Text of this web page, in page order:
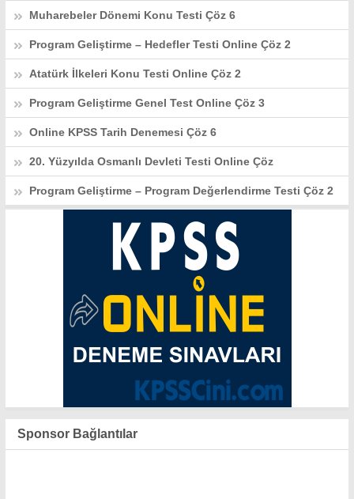
Muharebeler Dönemi Konu Testi Çöz 6
Program Geliştirme – Hedefler Testi Online Çöz 2
Atatürk İlkeleri Konu Testi Online Çöz 2
Program Geliştirme Genel Test Online Çöz 3
Online KPSS Tarih Denemesi Çöz 6
20. Yüzyılda Osmanlı Devleti Testi Online Çöz
Program Geliştirme – Program Değerlendirme Testi Çöz 2
Sponsor Bağlantılar